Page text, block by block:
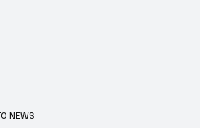
NEWS